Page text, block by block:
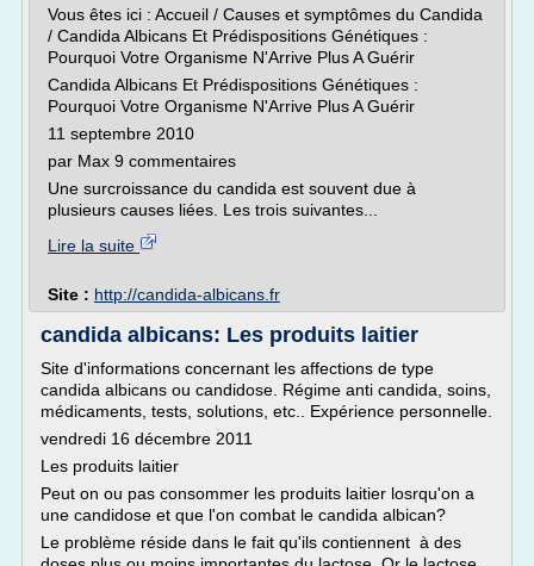
Vous êtes ici : Accueil / Causes et symptômes du Candida
/ Candida Albicans Et Prédispositions Génétiques :
Pourquoi Votre Organisme N'Arrive Plus A Guérir
Candida Albicans Et Prédispositions Génétiques :
Pourquoi Votre Organisme N'Arrive Plus A Guérir
11 septembre 2010
par Max 9 commentaires
Une surcroissance du candida est souvent due à
plusieurs causes liées. Les trois suivantes...
Lire la suite
Site : http://candida-albicans.fr
candida albicans: Les produits laitier
Site d'informations concernant les affections de type
candida albicans ou candidose. Régime anti candida, soins,
médicaments, tests, solutions, etc.. Expérience personnelle.
vendredi 16 décembre 2011
Les produits laitier
Peut on ou pas consommer les produits laitier losrqu'on a
une candidose et que l'on combat le candida albican?
Le problème réside dans le fait qu'ils contiennent à des